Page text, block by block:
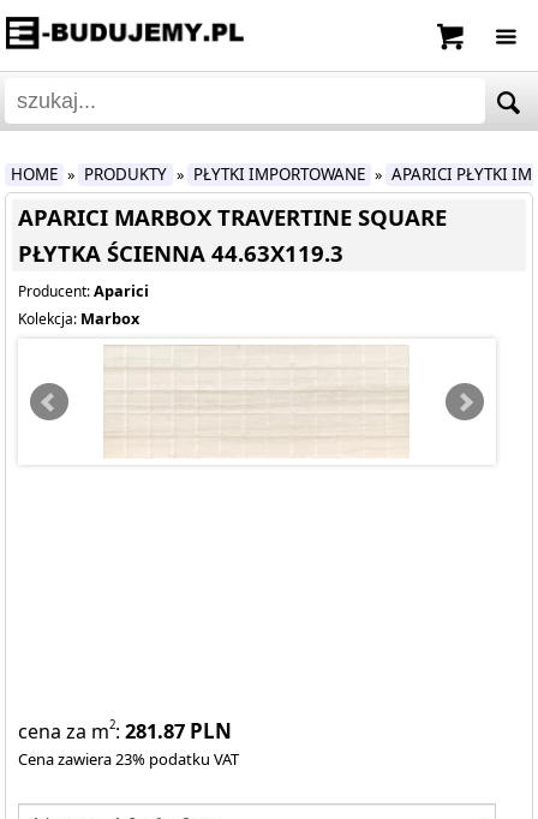
HOME » PRODUKTY » PŁYTKI IMPORTOWANE » APARICI PŁYTKI
APARICI MARBOX TRAVERTINE SQUARE
PŁYTKA ŚCIENNA 44.63X119.3
Producent:Aparici
Kolekcja: Marbox
cena za m2:281.87 PLN
Cena zawiera 23% podatku VAT